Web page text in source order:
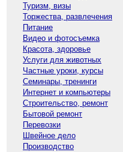
Туризм, визы
Торжества, развлечения
Питание
Видео и фотосъемка
Красота, здоровье
Услуги для животных
Частные уроки, курсы
Семинары, тренинги
Интернет и компьютеры
Строительство, ремонт
Бытовой ремонт
Перевозки
Швейное дело
Производство